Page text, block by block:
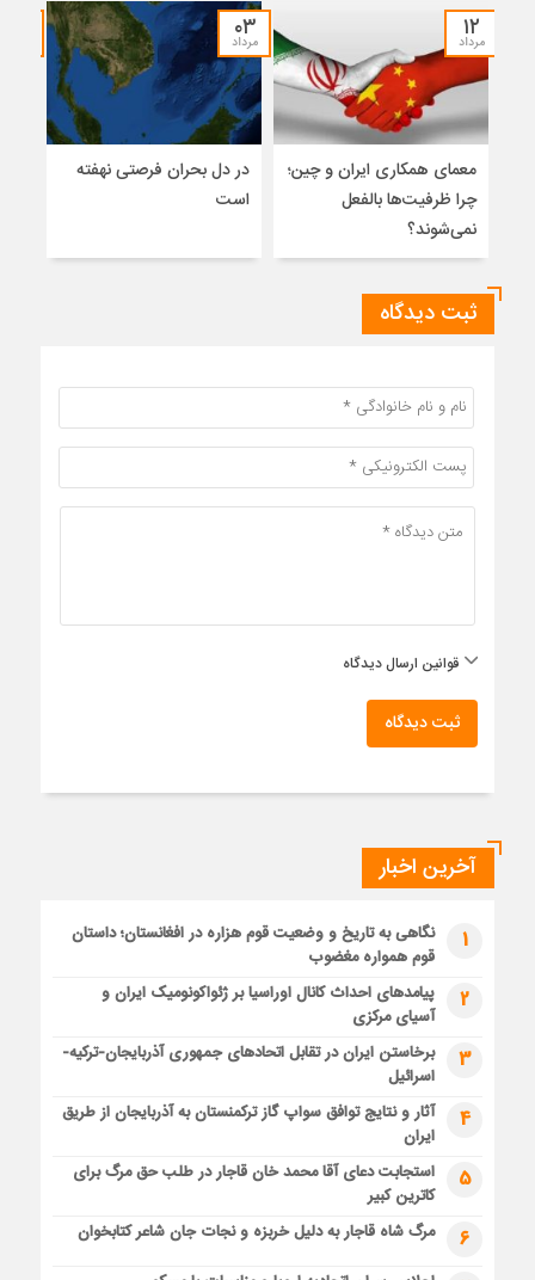
۱۲
مرداد
معمای همکاری ایران و چین؛
چرا ظرفیت‌ها بالفعل
نمی‌شوند؟
۰۳
مرداد
در دل بحران فرصتی نهفته
است
ثبت دیدگاه
قوانین ارسال دیدگاه
ثبت دیدگاه
آخرین اخبار
1
نگاهی به تاریخ و وضعیت قوم هزاره در افغانستان؛ داستان
قوم همواره مغضوب
2
پیامدهای احداث کانال اوراسیا بر ژئواکونومیک ایران و
آسیای مرکزی
3
برخاستن ایران در تقابل اتحادهای جمهوری آذربایجان-ترکیه-
اسرائیل
4
آثار و نتایج توافق سواپ گاز ترکمنستان به آذربایجان از طریق
ایران
5
استجابت دعای آقا محمد خان قاجار در طلب حق مرگ برای
کاترین کبیر
6 مرگ شاه قاجار به دلیل خربزه و نجات جان شاعر کتابخوان